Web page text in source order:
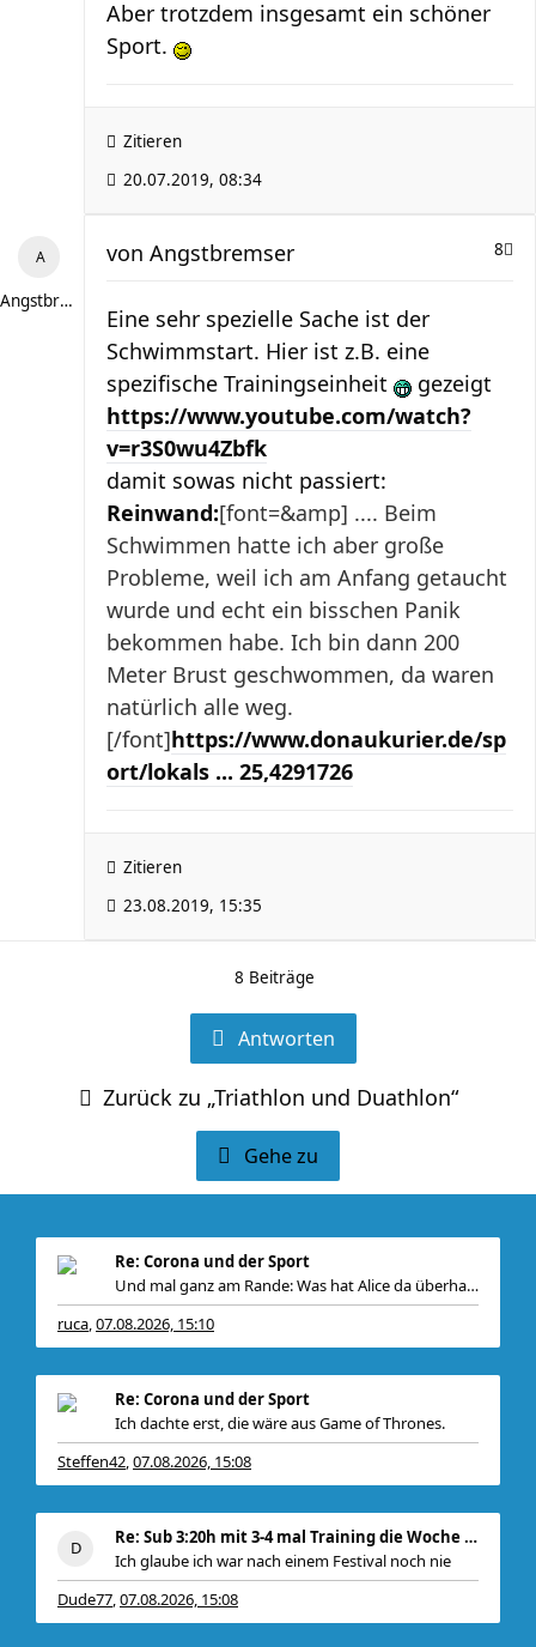
Aber trotzdem insgesamt ein schöner
Sport.
Zitieren
20.07.2019, 08:34
Angstbremser
8
von Angstbremser
Eine sehr spezielle Sache ist der
Schwimmstart. Hier ist z.B. eine
spezifische Trainingseinheit
gezeigt
https://www.youtube.com/watch?
v=r3S0wu4Zbfk
damit sowas nicht passiert:
Reinwand:[font=&amp] .... Beim
Schwimmen hatte ich aber große
Probleme, weil ich am Anfang getaucht
wurde und echt ein bisschen Panik
bekommen habe. Ich bin dann 200
Meter Brust geschwommen, da waren
natürlich alle weg.
[/font]https://www.donaukurier.de/sp
ort/lokals ... 25,4291726
Zitieren
23.08.2019, 15:35
8 Beiträge
Antworten
Zurück zu „Triathlon und Duathlon“
Gehe zu
Re: Corona und der Sport
Und mal ganz am Rande: Was hat Alice da überhaupt
ruca,07.08.2026, 15:10
Re: Corona und der Sport
Ich dachte erst, die wäre aus Game of Thrones.
Steffen42,07.08.2026, 15:08
Re: Sub 3:20h mit 3-4 mal Training die Woche machb
Ich glaube ich war nach einem Festival noch nie
Dude77,07.08.2026, 15:08